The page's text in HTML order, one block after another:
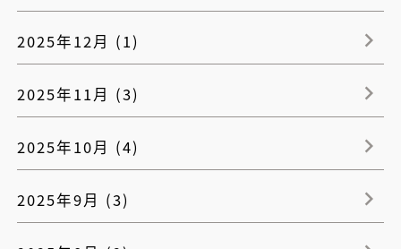
2025年12月 (1)
2025年11月 (3)
2025年10月 (4)
2025年9月 (3)